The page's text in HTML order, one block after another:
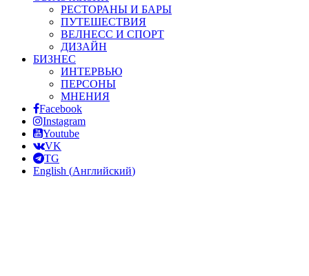
РЕСТОРАНЫ И БАРЫ
ПУТЕШЕСТВИЯ
ВЕЛНЕСС И СПОРТ
ДИЗАЙН
БИЗНЕС
ИНТЕРВЬЮ
ПЕРСОНЫ
МНЕНИЯ
Facebook
Instagram
Youtube
VK
TG
English (Английский)